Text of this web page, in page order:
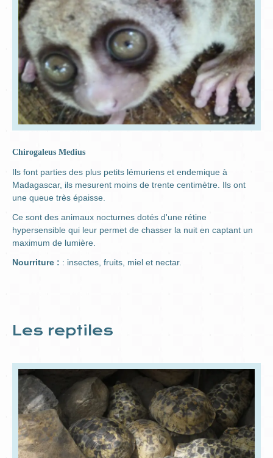
Chirogaleus Medius
Ils font parties des plus petits lémuriens et endemique à
Madagascar, ils mesurent moins de trente centimètre. Ils ont
une queue très épaisse.
Ce sont des animaux nocturnes dotés d'une rétine
hypersensible qui leur permet de chasser la nuit en captant un
maximum de lumière.
Nourriture : : insectes, fruits, miel et nectar.
Les reptiles